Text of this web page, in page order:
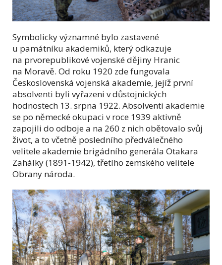
Symbolicky významné bylo zastavené
u památníku akademiků, který odkazuje
na prvorepublikové vojenské dějiny Hranic
na Moravě. Od roku 1920 zde fungovala
Československá vojenská akademie, jejíž první
absolventi byli vyřazeni v důstojnických
hodnostech 13. srpna 1922. Absolventi akademie
se po německé okupaci v roce 1939 aktivně
zapojili do odboje a na 260 z nich obětovalo svůj
život, a to včetně posledního předválečného
velitele akademie brigádního generála Otakara
Zahálky (1891-1942), třetího zemského velitele
Obrany národa.